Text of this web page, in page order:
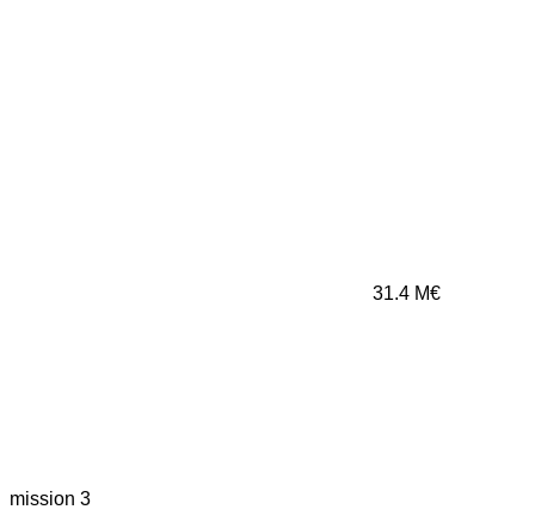
31.4 M€
mission 3